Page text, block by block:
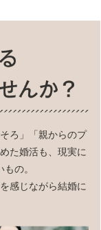
ろ」「親からのプ
た婚活も、現実に
の。
感じながら結婚に